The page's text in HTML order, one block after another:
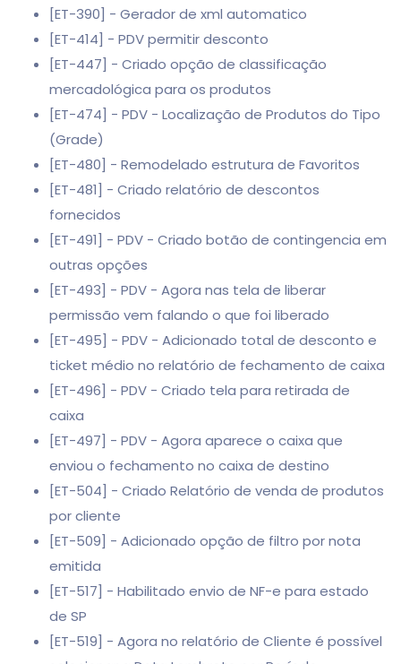
[ET-390] - Gerador de xml automatico
[ET-414] - PDV permitir desconto
[ET-447] - Criado opção de classificação
mercadológica para os produtos
[ET-474] - PDV - Localização de Produtos do Tipo
(Grade)
[ET-480] - Remodelado estrutura de Favoritos
[ET-481] - Criado relatório de descontos
fornecidos
[ET-491] - PDV - Criado botão de contingencia em
outras opções
[ET-493] - PDV - Agora nas tela de liberar
permissão vem falando o que foi liberado
[ET-495] - PDV - Adicionado total de desconto e
ticket médio no relatório de fechamento de caixa
[ET-496] - PDV - Criado tela para retirada de
caixa
[ET-497] - PDV - Agora aparece o caixa que
enviou o fechamento no caixa de destino
[ET-504] - Criado Relatório de venda de produtos
por cliente
[ET-509] - Adicionado opção de filtro por nota
emitida
[ET-517] - Habilitado envio de NF-e para estado
de SP
[ET-519] - Agora no relatório de Cliente é possível